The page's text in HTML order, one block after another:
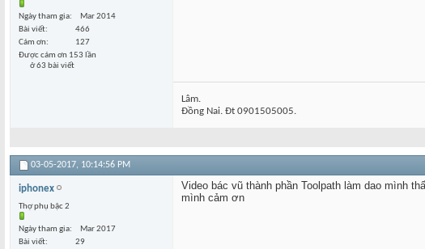
Ngày tham gia
Mar 2014
Bài viết
466
Cám ơn
127
Được cám ơn 153 lần
ở 63 bài viết
Lâm.
Đồng Nai. Đt 0901505005.
03-05-2017, 10:14:56 PM
iphonex
Thợ phụ bậc 2
Ngày tham gia
Mar 2017
Bài viết
29
Video bác vũ thành phần Toolpath làm dao mình
mình cảm ơn